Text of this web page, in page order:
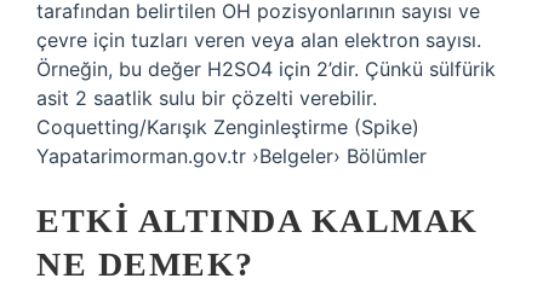
tarafından belirtilen OH pozisyonlarının sayısı ve
çevre için tuzları veren veya alan elektron sayısı.
Örneğin, bu değer H2SO4 için 2’dir. Çünkü sülfürik
asit 2 saatlik sulu bir çözelti verebilir.
Coquetting/Karışık Zenginleştirme (Spike)
Yapatarimorman.gov.tr ​​›Belgeler› Bölümler
ETKI ALTINDA KALMAK
NE DEMEK?